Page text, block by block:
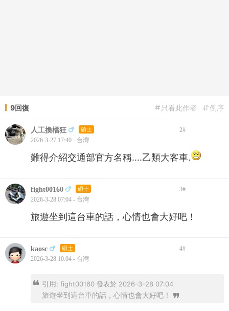
9回復 倒序
只看此作者
人工換檔狂 碩士 2#
2026-3-27 17:40 - 台灣
難得介紹交通部官方名稱....乙類大客車.
fight00160 碩士 3#
2026-3-28 07:04 - 台灣
旅遊坐到這台車的話，心情也會大好吧！
kaosc 碩士 4#
2026-3-28 10:04 - 台灣
引用: fight00160 發表於 2026-3-28 07:04
旅遊坐到這台車的話，心情也會大好吧！